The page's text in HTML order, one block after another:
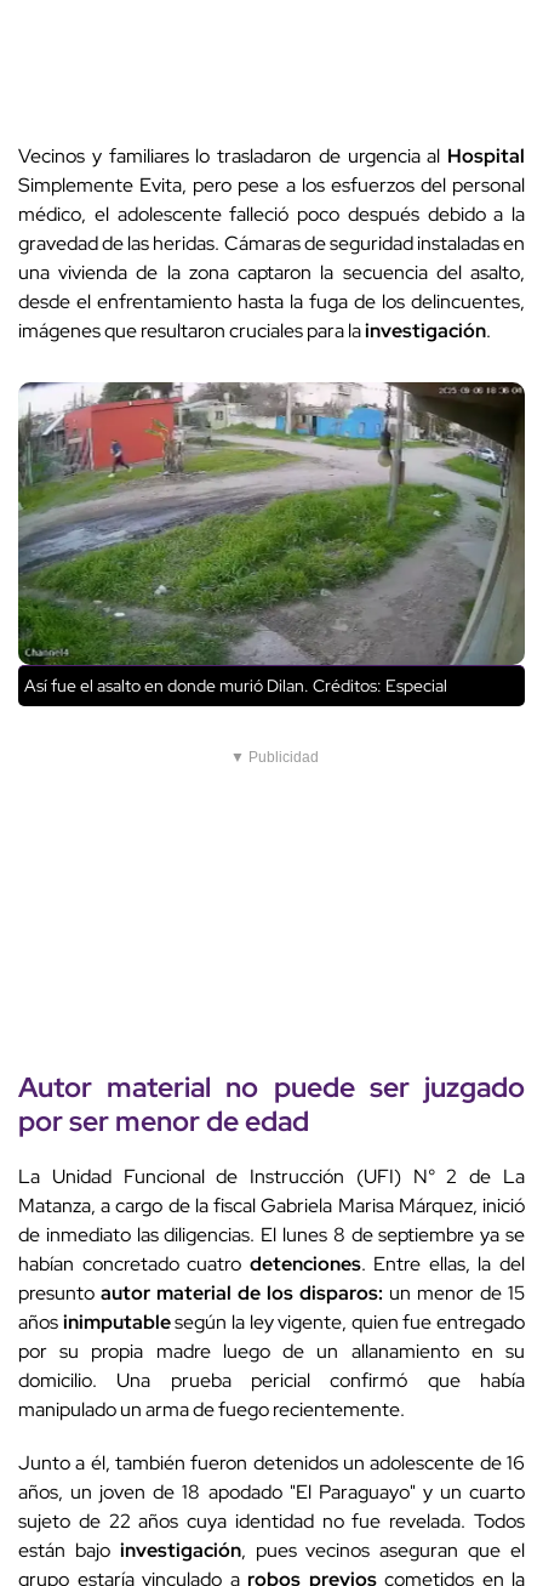
Vecinos y familiares lo trasladaron de urgencia al Hospital
Simplemente Evita, pero pese a los esfuerzos del personal
médico, el adolescente falleció poco después debido a la
gravedad de las heridas. Cámaras de seguridad instaladas en
una vivienda de la zona captaron la secuencia del asalto,
desde el enfrentamiento hasta la fuga de los delincuentes,
imágenes que resultaron cruciales para lainvestigación.
Así fue el asalto en donde murió Dilan. Créditos: Especial
▼ Publicidad
Autor material no puede ser juzgado
por ser menor de edad
La Unidad Funcional de Instrucción (UFI) N° 2 de La
Matanza, a cargo de la fiscal Gabriela Marisa Márquez, inició
de inmediato las diligencias. El lunes 8 de septiembre ya se
habían concretado cuatro detenciones. Entre ellas, la del
presunto autor material de los disparos: un menor de 15
añosinimputablesegún la ley vigente, quien fue entregado
por su propia madre luego de un allanamiento en su
domicilio. Una prueba pericial confirmó que había
manipulado un arma de fuego recientemente.
Junto a él, también fueron detenidos un adolescente de 16
años, un joven de 18 apodado "El Paraguayo" y un cuarto
sujeto de 22 años cuya identidad no fue revelada. Todos
están bajo investigación, pues vecinos aseguran que el
grupo estaría vinculado a robos previoscometidos en la